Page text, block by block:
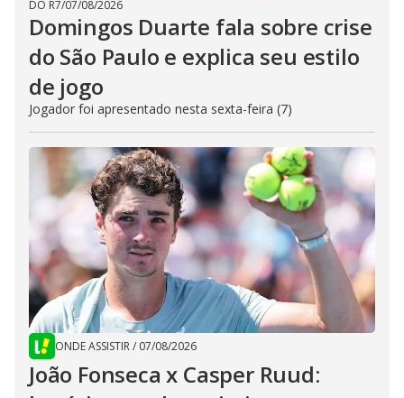
DO R7/07/08/2026
Domingos Duarte fala sobre crise
do São Paulo e explica seu estilo
de jogo
Jogador foi apresentado nesta sexta-feira (7)
ONDE ASSISTIR/ 07/08/2026
João Fonseca x Casper Ruud: